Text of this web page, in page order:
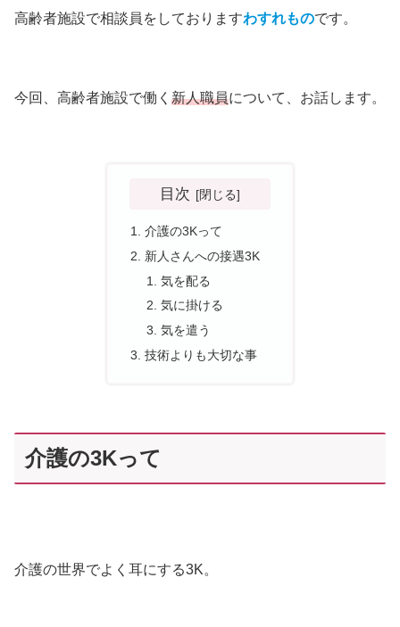
高齢者施設で相談員をしておりますわすれものです。
今回、高齢者施設で働く 新人職員について、お話します。
目次
介護の3Kって
新人さんへの接遇3K
気を配る
気に掛ける
気を遣う
技術よりも大切な事
介護の3Kって
介護の世界でよく耳にする3K。